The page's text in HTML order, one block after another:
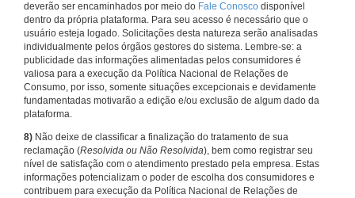
deverão ser encaminhados por meio do Fale Conosco disponível
dentro da própria plataforma. Para seu acesso é necessário que o
usuário esteja logado. Solicitações desta natureza serão analisadas
individualmente pelos órgãos gestores do sistema. Lembre-se: a
publicidade das informações alimentadas pelos consumidores é
valiosa para a execução da Política Nacional de Relações de
Consumo, por isso, somente situações excepcionais e devidamente
fundamentadas motivarão a edição e/ou exclusão de algum dado da
plataforma.
8) Não deixe de classificar a finalização do tratamento de sua
reclamação (Resolvida ou Não Resolvida), bem como registrar seu
nível de satisfação com o atendimento prestado pela empresa. Estas
informações potencializam o poder de escolha dos consumidores e
contribuem para execução da Política Nacional de Relações de